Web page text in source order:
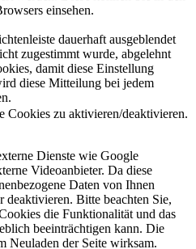
einsehen.
dauerhaft ausgeblendet
zugestimmt wurde, abgelehnt
damit diese Einstellung
diese Mitteilung bei jedem
Cookies zu aktivieren/deaktivieren.
Dienste wie Google
Videoanbieter. Da diese
Daten von Ihnen
deaktivieren. Bitte beachten Sie,
die Funktionalität und das
beeinträchtigen kann. Die
Neuladen der Seite wirksam.